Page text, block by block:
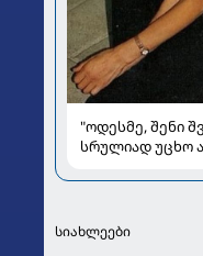
"ოდესმე, შენი
სრულიად უცხო
ყიფშიძეზე
სიახლეები